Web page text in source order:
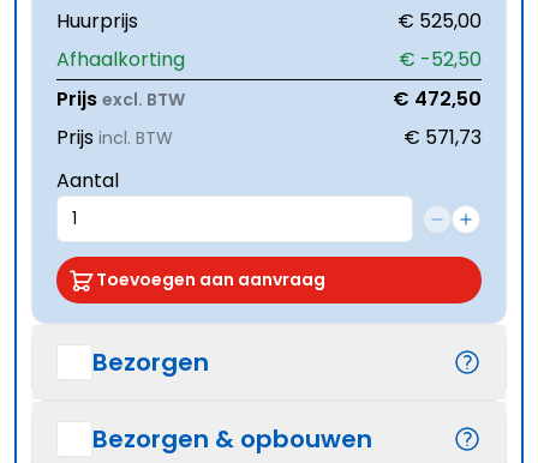
Huurprijs
€ 525,00
Afhaalkorting
€ -52,50
Prijs excl. BTW
€ 472,50
Prijs incl. BTW
€ 571,73
Aantal
Toevoegen aan aanvraag
Bezorgen
Bezorgen & opbouwen